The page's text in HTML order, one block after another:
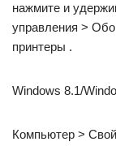
нажмите и
управления >
принтеры .
Windows 8.1/
Компьютер >